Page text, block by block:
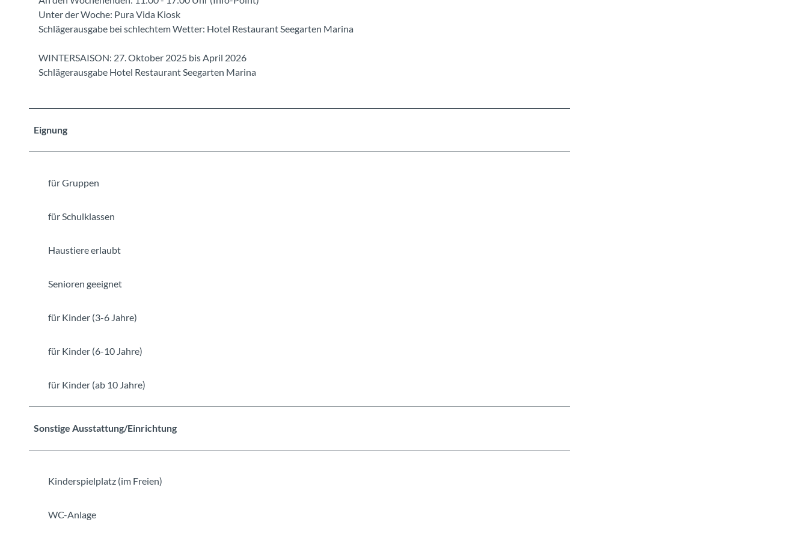
Unter der Woche: Pura Vida Kiosk
Schlägerausgabe bei schlechtem Wetter: Hotel Restaurant Seegarten Marina
WINTERSAISON: 27. Oktober 2025 bis April 2026
Schlägerausgabe Hotel Restaurant Seegarten Marina
Eignung
für Gruppen
für Schulklassen
Haustiere erlaubt
Senioren geeignet
für Kinder (3-6 Jahre)
für Kinder (6-10 Jahre)
für Kinder (ab 10 Jahre)
Sonstige Ausstattung/Einrichtung
Kinderspielplatz (im Freien)
WC-Anlage